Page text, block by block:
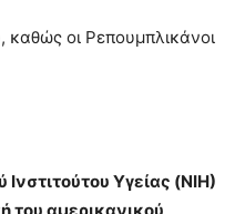
καθώς οι Ρεπουμπλικάνοι
Υγείας (NIH)